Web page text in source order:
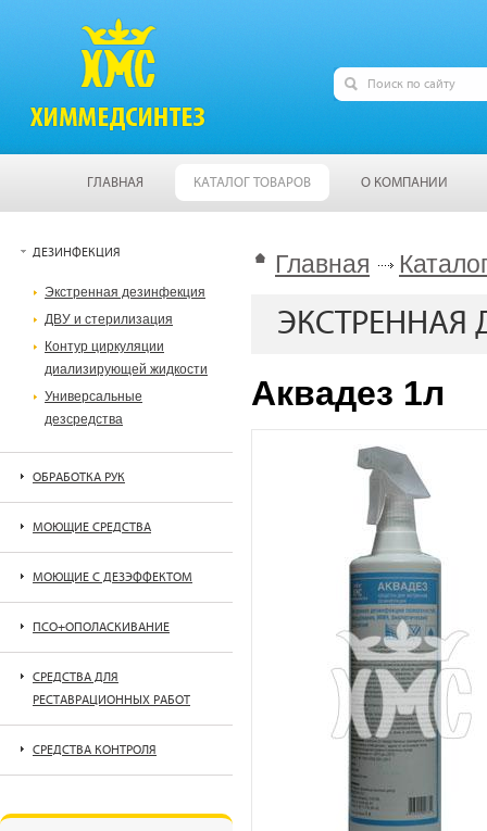
ГЛАВНАЯ КАТАЛОГ ТОВАРОВ О КОМПАНИИ
Главная
ЭКСТРЕННАЯ
Аквадез 1л
ДЕЗИНФЕКЦИЯ
Экстренная дезинфекция
ДВУ и стерилизация
Контур циркуляции
диализирующей жидкости
Универсальные
дезсредства
ОБРАБОТКА РУК
МОЮЩИЕ СРЕДСТВА
МОЮЩИЕ С ДЕЗЭФФЕКТОМ
ПСО+ОПОЛАСКИВАНИЕ
СРЕДСТВА ДЛЯ
РЕСТАВРАЦИОННЫХ РАБОТ
СРЕДСТВА КОНТРОЛЯ